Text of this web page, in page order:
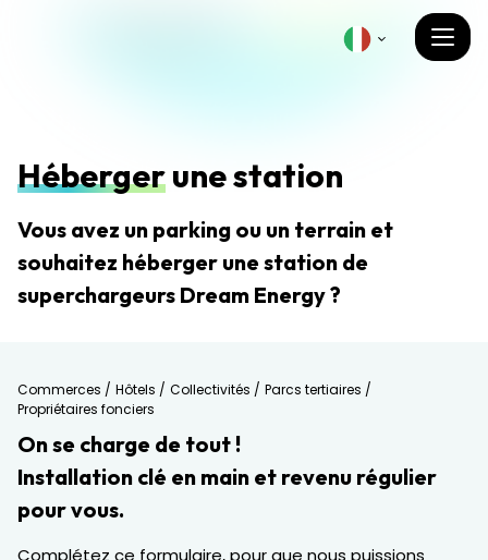
Hébergerune station
Vous avez un parking ou un terrain et
souhaitez héberger une station de
superchargeurs Dream Energy ?
Commerces / Hôtels / Collectivités / Parcs tertiaires /
Propriétaires fonciers
On se charge de tout !
Installation clé en main et revenu régulier
pour vous.
Complétez ce formulaire, pour que nous puissions